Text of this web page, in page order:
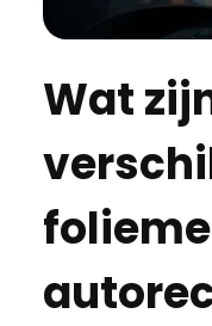
Wat